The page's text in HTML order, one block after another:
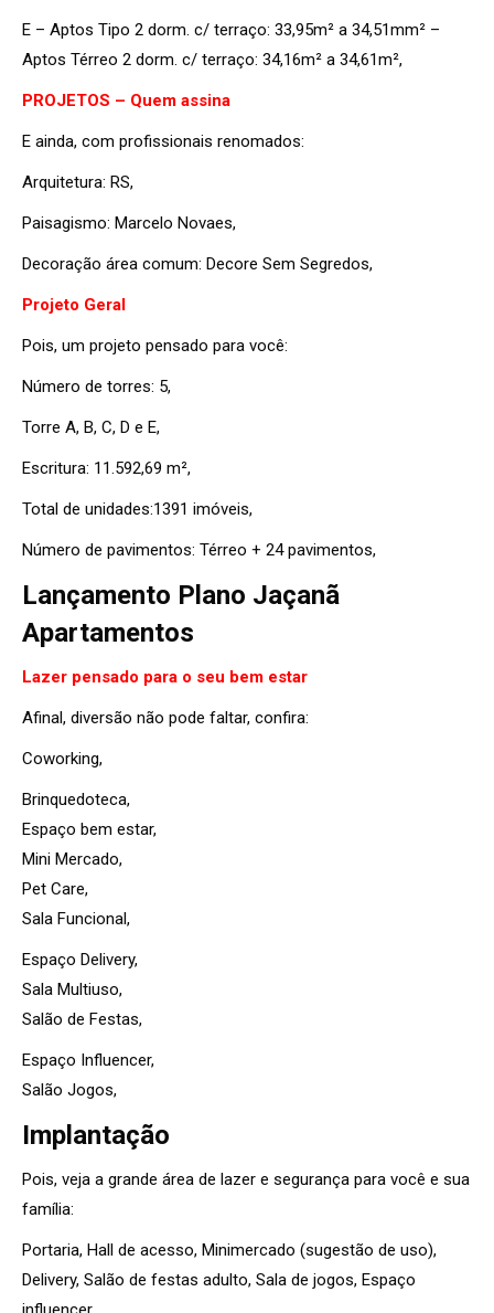
E – Aptos Tipo 2 dorm. c/ terraço: 33,95m² a 34,51mm² –
Aptos Térreo 2 dorm. c/ terraço: 34,16m² a 34,61m²,
PROJETOS – Quem assina
E ainda, com profissionais renomados:
Arquitetura: RS,
Paisagismo: Marcelo Novaes,
Decoração área comum: Decore Sem Segredos,
Projeto Geral
Pois, um projeto pensado para você:
Número de torres: 5,
Torre A, B, C, D e E,
Escritura: 11.592,69 m²,
Total de unidades:1391 imóveis,
Número de pavimentos: Térreo + 24 pavimentos,
Lançamento Plano Jaçanã
Apartamentos
Lazer pensado para o seu bem estar
Afinal, diversão não pode faltar, confira:
Coworking,
Brinquedoteca,
Espaço bem estar,
Mini Mercado,
Pet Care,
Sala Funcional,
Espaço Delivery,
Sala Multiuso,
Salão de Festas,
Espaço Influencer,
Salão Jogos,
Implantação
Pois, veja a grande área de lazer e segurança para você e sua
família:
Portaria, Hall de acesso, Minimercado (sugestão de uso),
Delivery, Salão de festas adulto, Sala de jogos, Espaço